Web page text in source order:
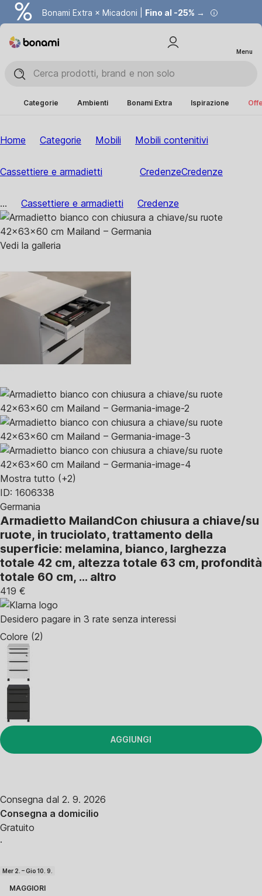
Bonami Extra × Micadoni | Fino al -25% →
Menu
Categorie Ambienti Bonami Extra Ispirazione
Home Categorie Mobili Mobili contenitivi
Cassettiere e armadietti CredenzeCredenze
... Cassettiere e armadietti Credenze
Vedi la galleria
Mostra tutto (+2)
ID: 1606338
Germania
Armadietto MailandCon chiusura a chiave/su
ruote, in truciolato, trattamento della
superficie: melamina, bianco, larghezza
totale 42 cm, altezza totale 63 cm, profondità
totale 60 cm, … altro
419 €
Desidero pagare in 3 rate senza interessi
Colore (2)
AGGIUNGI
Consegna dal 2. 9. 2026
Consegna a domicilio
Gratuito
·
Mer 2. – Gio 10. 9.
MAGGIORI